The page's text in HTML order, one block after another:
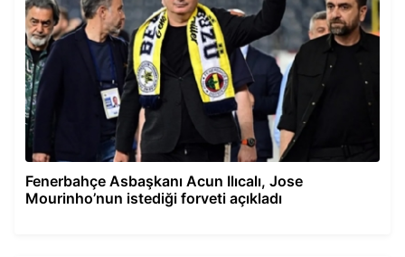
Fenerbahçe Asbaşkanı Acun Ilıcalı, Jose
Mourinho’nun istediği forveti açıkladı